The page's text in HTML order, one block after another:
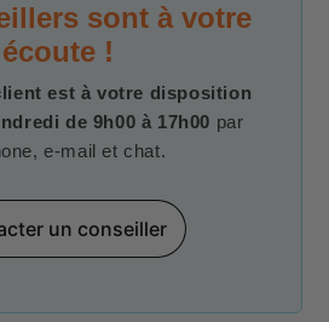
sont à votre
écoute !
est à votre disposition
de 9h00 à 17h00 par
e-mail et chat.
un conseiller